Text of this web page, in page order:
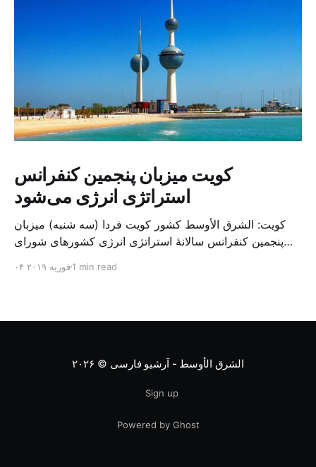
کویت میزبان پنجمین کنفرانس
استراتژی انرژی می‌شود
کویت: الشرق الأوسط کشور کویت فردا (سه شنبه) میزبان
پنجمین کنفرانس سالانهٔ استراتژی انرژی کشورهای شورای
متخصص از شرکت‌های جهانی نفت و گاز در این کنفرانس
۰۴ فوریه ۲۰۱۹1 min read
الشرق الأوسط - آرشیو فارسی © ۲۰۲۶
Sign up
Powered by Ghost